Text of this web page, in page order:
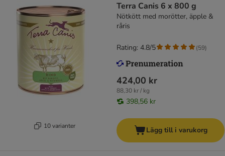
10 varianter
Terra Canis 6 x 800 g
Nötkött med morötter, äpple &
råris
424,00 kr
88,30 kr / kg
398,56 kr
Rating: 4.8/5 (59)
Lägg till i varukorg